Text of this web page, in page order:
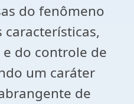
do fenômeno
características,
do controle de
um caráter
de